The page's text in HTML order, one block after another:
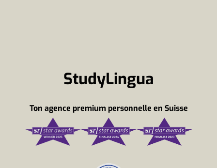
StudyLingua
Ton agence premium personnelle en Suisse